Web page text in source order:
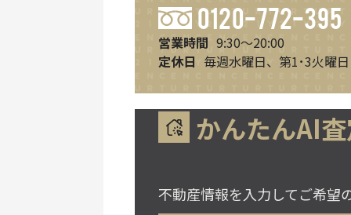
0120-772-395
営業時間 9:30～20:00
定休日 毎週水曜日、第1･3火曜日
かんたんAI
不動産情報を入力してご希望